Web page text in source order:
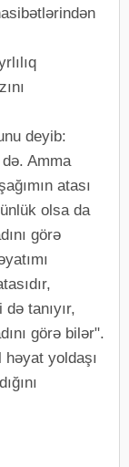
deyib:
Amma
atası
olsa da
görə
tanıyır,
görə bilər".
yoldaşı